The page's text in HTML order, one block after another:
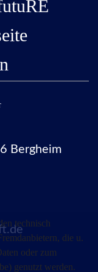
Bergheim
technisch
die u.
oder zum
genutzt werden.